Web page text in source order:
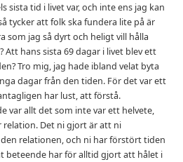
sista tid i livet var, och inte ens jag kan
tycker att folk ska fundera lite på är
som jag så dyrt och heligt vill hålla
Att hans sista 69 dagar i livet blev ett
Tro mig, jag hade ibland velat byta
dagar från den tiden. För det var ett
har lust, att förstå.
var allt det som inte var ett helvete,
relation. Det ni gjort är att ni
relationen, och ni har förstört tiden
beteende har för alltid gjort att hålet i